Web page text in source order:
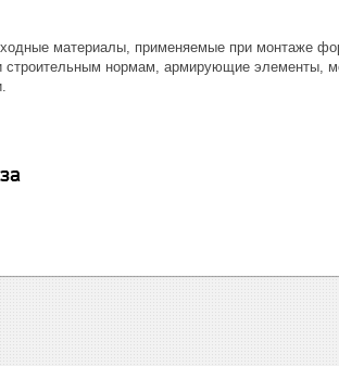
материалы, применяемые при монтаже
строительным нормам, армирующие элементы,